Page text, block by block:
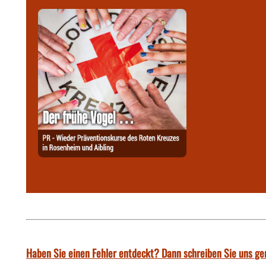
Haben Sie einen Fehler entdeckt? Dann schreiben Sie uns